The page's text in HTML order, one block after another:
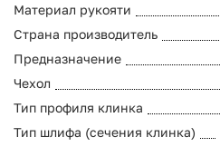
Материал рукояти
Страна производитель
Предназначение
Чехол
Тип профиля клинка
Тип шлифа (сечения клинка)